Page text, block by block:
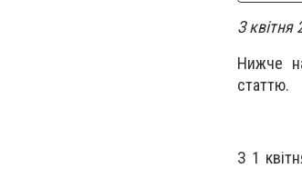
З квітня
Нижче
статтю.
З 1